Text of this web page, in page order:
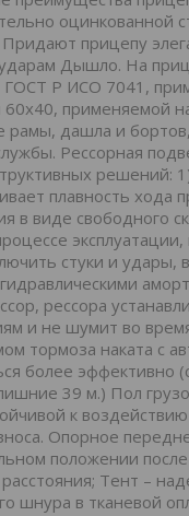
оцинкованной
Придают прицепу
Дышло. На
ГОСТ Р ИСО 7041,
применяемой
рамы, дашла и
Рессорная
решений:
плавность хода
в виде свободного
стуки и удары,
рессора
и не шумит во
тормоза наката с
более эффективно
39 м.) Пол
к
Опорное
положении
Тент –
шнура в тканевой